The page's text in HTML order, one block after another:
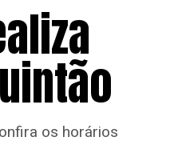
os horários